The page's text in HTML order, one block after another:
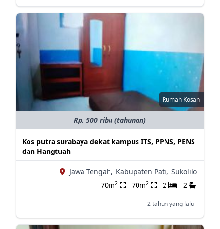
Rumah Kosan
Rp. 500 ribu (tahunan)
Kos putra surabaya dekat kampus ITS, PPNS, PENS
dan Hangtuah
Jawa Tengah, Kabupaten Pati, Sukolilo
70m2 70m2 2 2
2 tahun yang lalu